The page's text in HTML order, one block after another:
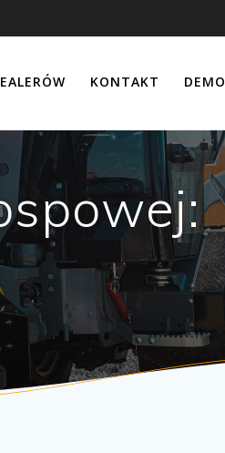
KONTAKT DEMO